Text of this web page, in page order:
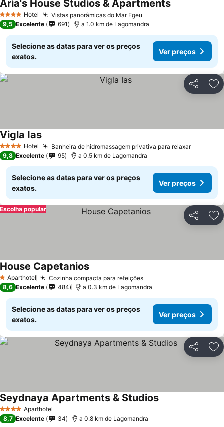
4 EstrelasHotel Vistas panorâmicas do Mar Egeu
Aria's House Studios & Apartments
9,5 Excelente 691 a 1.0 km de Lagomandra
Selecione as datas para ver os preços
exatos.
Ver preços
Partilhar
4 EstrelasHotel Banheira de hidromassagem privativa para relaxar
Vigla Ias
9,8 Excelente 95 a 0.5 km de Lagomandra
Selecione as datas para ver os preços
exatos.
Ver preços
Partilhar
Escolha popular
1 Estrelas
Aparthotel Cozinha compacta para refeições
House Capetanios
8,6 Excelente 484 a 0.3 km de Lagomandra
Selecione as datas para ver os preços
exatos.
Ver preços
Partilhar
4 EstrelasAparthotel
Seydnaya Apartments & Studios
8,7 Excelente 34 a 0.8 km de Lagomandra